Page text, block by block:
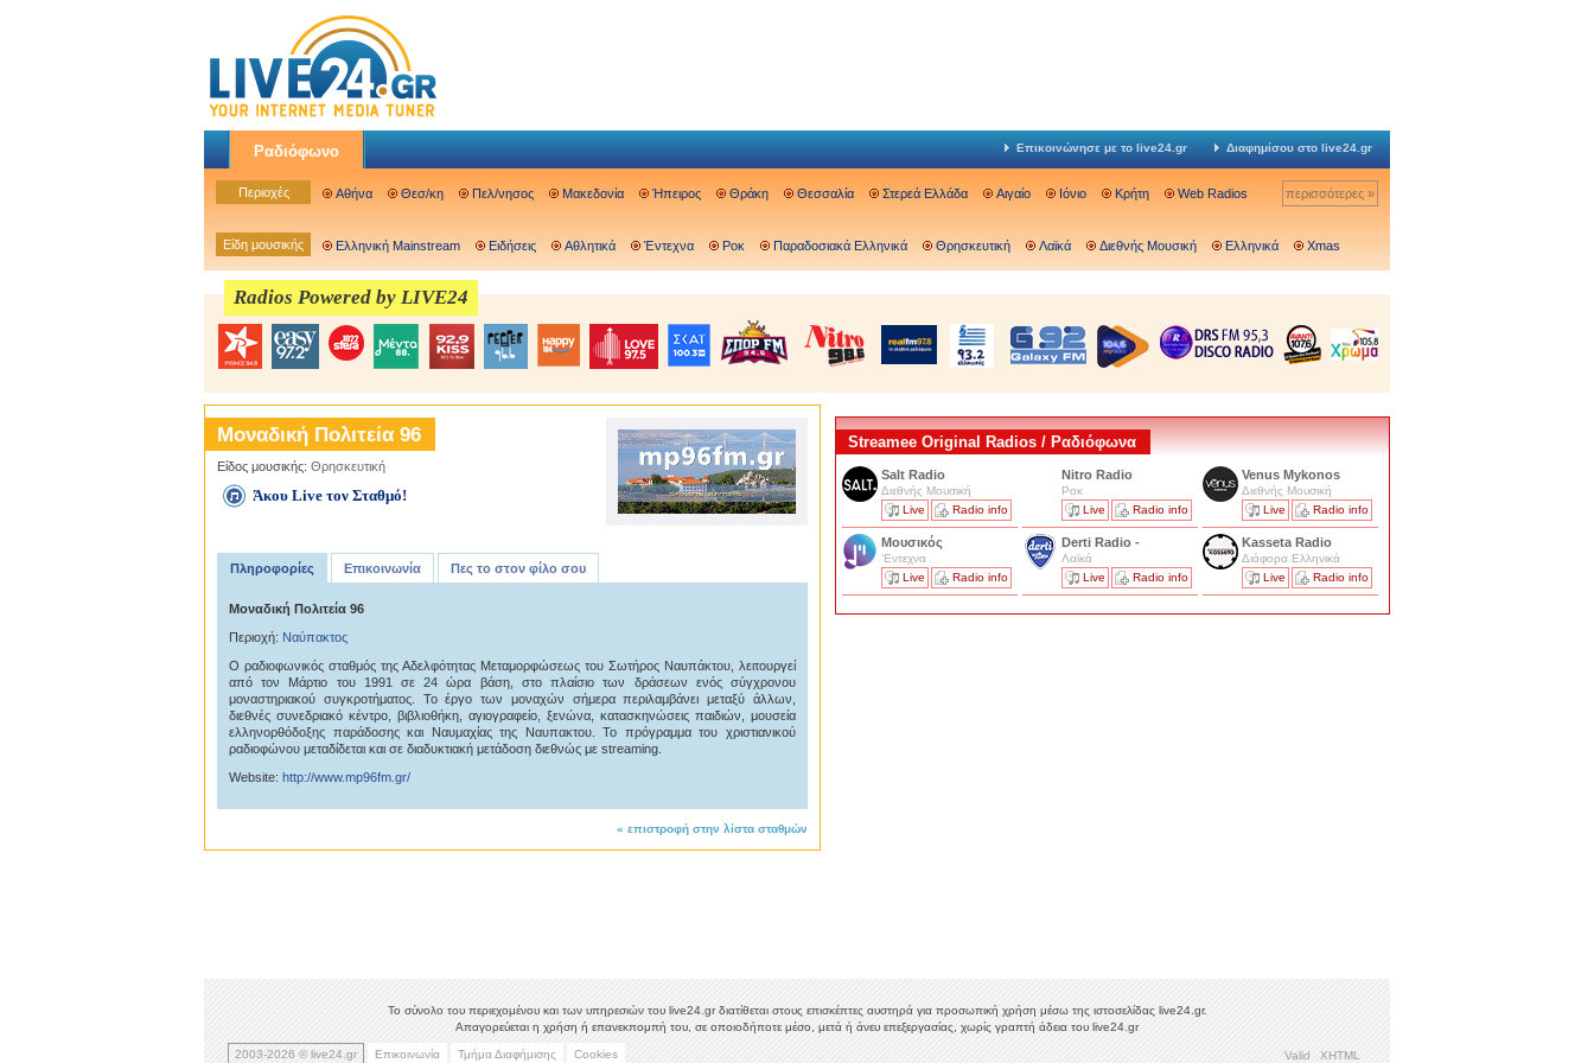
Ραδιόφωνο Επικοινώνησε με το live24.gr Διαφημίσου στο live24.gr
Περιοχές Αθήνα Θεσ/κη Πελ/νησος Μακεδονία Ήπειρος Θράκη Θεσσαλία Στερεά Ελλάδα Αιγαίο Ιόνιο Κρήτη Web Radios περισσότερες »
Είδη μουσικής Ελληνική Mainstream Ειδήσεις Αθλητικά Έντεχνα Ροκ Παραδοσιακά Ελληνικά Θρησκευτική Λαϊκά Διεθνής Μουσική Ελληνικά Xmas
Radios Powered by LIVE24
Μοναδική Πολιτεία 96
Είδος μουσικής: Θρησκευτική
Άκου Live τον Σταθμό!
Πληροφορίες Επικοινωνία Πες το στον φίλο σου
Μοναδική Πολιτεία 96
Περιοχή: Ναύπακτος
Ο ραδιοφωνικός σταθμός της Αδελφότητας Μεταμορφώσεως του Σωτήρος Ναυπάκτου, λειτουργεί
από τον Μάρτιο του 1991 σε 24 ώρα βάση, στο πλαίσιο των δράσεων ενός σύγχρονου
μοναστηριακού συγκροτήματος. Το έργο των μοναχών σήμερα περιλαμβάνει μεταξύ άλλων,
διεθνές συνεδριακό κέντρο, βιβλιοθήκη, αγιογραφείο, ξενώνα, κατασκηνώσεις παιδιών, μουσεία
ελληνορθόδοξης παράδοσης και Ναυμαχίας της Ναυπακτου. Το πρόγραμμα του χριστιανικού
ραδιοφώνου μεταδίδεται και σε διαδυκτιακή μετάδοση διεθνώς με streaming.
Website: http://www.mp96fm.gr/
« επιστροφή στην λίστα σταθμών
Streamee Original Radios / Ραδιόφωνα
Salt Radio
Διεθνής Μουσική
Live
Radio info
Nitro Radio
Ροκ
Live
Radio info
Venus Mykonos
Διεθνής Μουσική
Live
Radio info
Μουσικός
'Εντεχνα
Live
Radio info
Derti Radio -
Λαϊκά
Live
Radio info
Kasseta Radio
Διάφορα Ελληνικά
Live
Radio info
Το σύνολο του περιεχομένου και των υπηρεσιών του live24.gr διατίθεται στους επισκέπτες αυστηρά για προσωπική χρήση μέσω της ιστοσελίδας live24.gr.
Απαγορεύεται η χρήση ή επανεκπομπή του, σε οποιοδήποτε μέσο, μετά ή άνευ επεξεργασίας, χωρίς γραπτή άδεια του live24.gr
2003-2026 © live24.gr Επικοινωνία Τμήμα Διαφήμισης Cookies Valid XHTML